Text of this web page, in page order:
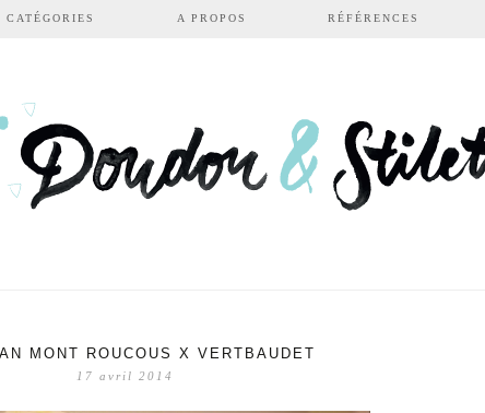
CATÉGORIES A PROPOS RÉFÉRENCES
MONT ROUCOUS X VERTBAUDET
17 avril 2014